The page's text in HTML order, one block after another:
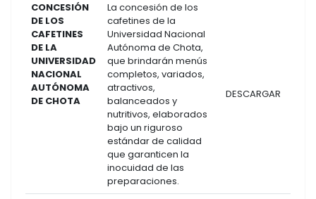
CONCESIÓN
DE LOS
CAFETINES
DE LA
UNIVERSIDAD
NACIONAL
AUTÓNOMA
DE CHOTA
La concesión de los
cafetines de la
Universidad Nacional
Autónoma de Chota,
que brindarán menús
completos, variados,
atractivos,
balanceados y
nutritivos, elaborados
bajo un riguroso
estándar de calidad
que garanticen la
inocuidad de las
preparaciones.
DESCARGAR